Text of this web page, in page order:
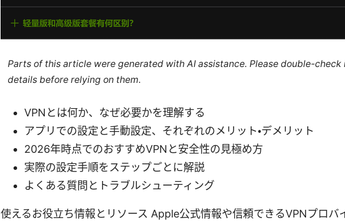
Parts of this article were generated with AI assistance. Please double-
details before relying on them.
VPNとは何か、なぜ必要かを理解する
アプリでの設定と手動設定、それぞれのメリット・デメリット
2026年時点でのおすすめVPNと安全性の見極め方
実際の設定手順をステップごとに解説
よくある質問とトラブルシューティング
使えるお役立ち情報とリソース Apple公式情報や信頼できるVPNプロバ